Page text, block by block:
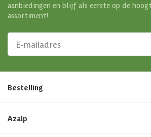
aanbiedingen en blijf als eerste op de
assortiment!
Bestelling
Azalp